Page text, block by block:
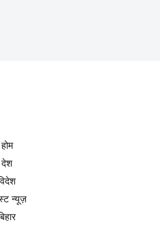
होम
देश
न्यूज़